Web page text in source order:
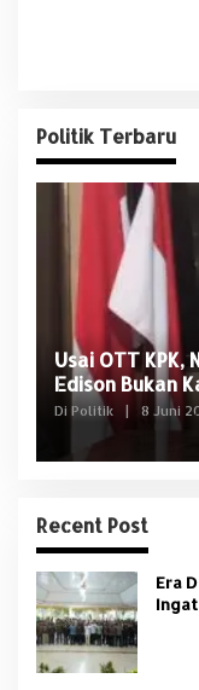
Politik Terbaru
Usai OTT KPK,
Edison Bukan
Di Politik | 8 Juni
Recent Post
Era